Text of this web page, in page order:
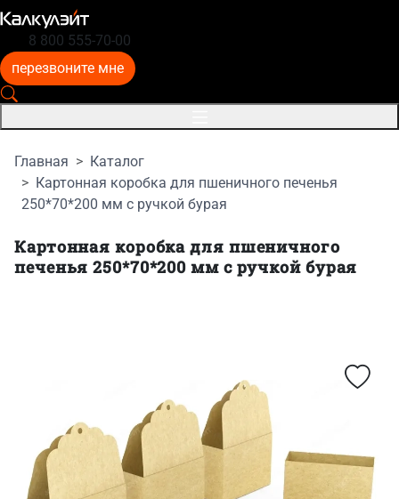
8 800 555-70-00
перезвоните мне
Главная
Каталог
Картонная коробка для пшеничного печенья
250*70*200 мм с ручкой бурая
Картонная коробка для пшеничного
печенья 250*70*200 мм с ручкой бурая